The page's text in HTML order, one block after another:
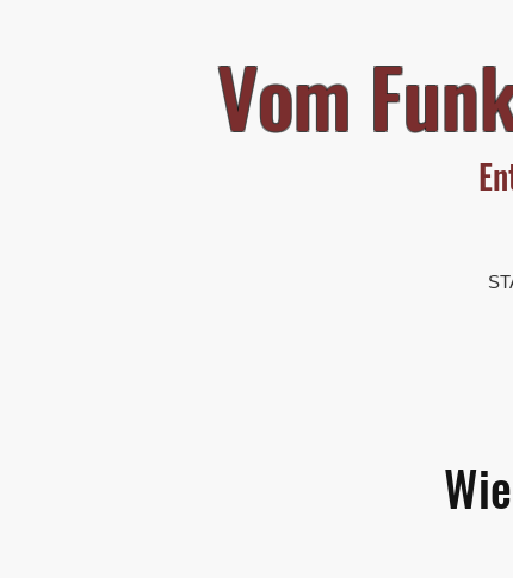
Vom